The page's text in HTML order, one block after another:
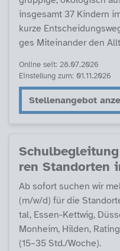
ins­ge­s­amt 37 Kin­dern
kur­ze
ges Mit­ein­an­der den
Online seit: 28.07.2026
Einstellung zum: 01.11.2026
Stellenangebot
ren Stand­or­ten
Ab so­fort su­chen wir
(m/w/d) für die
tal, Es­sen-Kett­wig,
Mon­heim, Hil­den,
(15–35 Std./Wo­che).